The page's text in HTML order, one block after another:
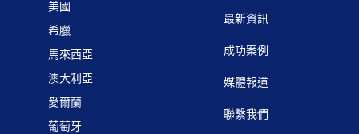
美國
希臘
馬來西亞
澳大利亞
愛爾蘭
葡萄牙
最新資訊
成功案例
媒體報道
聯繫我們